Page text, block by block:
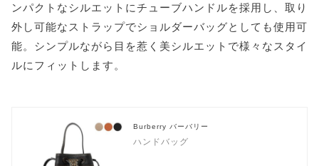
ンパクトなシルエットにチューブハンドルを採用し、取り
外し可能なストラップでショルダーバッグとしても使用可
能。シンプルながら目を惹く美シルエットで様々なスタイ
ルにフィットします。
Burberry バーバリー
ハンドバッグ